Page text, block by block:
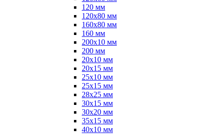
120 мм
120х80 мм
160х80 мм
160 мм
200х10 мм
200 мм
20х10 мм
20х15 мм
25х10 мм
25х15 мм
28х25 мм
30х15 мм
30х20 мм
35х15 мм
40х10 мм